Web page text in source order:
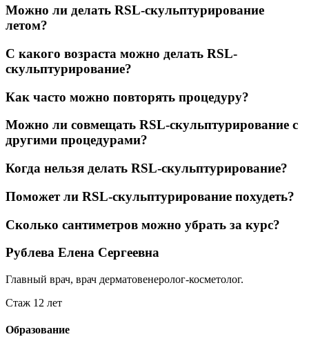
Можно ли делать RSL-скульптурирование
летом?
С какого возраста можно делать RSL-
скульптурирование?
Как часто можно повторять процедуру?
Можно ли совмещать RSL-скульптурирование с
другими процедурами?
Когда нельзя делать RSL-скульптурирование?
Поможет ли RSL-скульптурирование похудеть?
Сколько сантиметров можно убрать за курс?
Рублева Елена Сергеевна
Главный врач, врач дерматовенеролог-косметолог.
Стаж 12 лет
Образование